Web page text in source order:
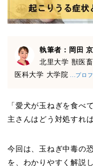
執筆者：岡田
北里大学 獣医
医科大学 大学院
...プロ
「愛犬が玉ねぎを食
主さんはどう対処すれ
今回は、玉ねぎ中毒の
を、わかりやすく解説し